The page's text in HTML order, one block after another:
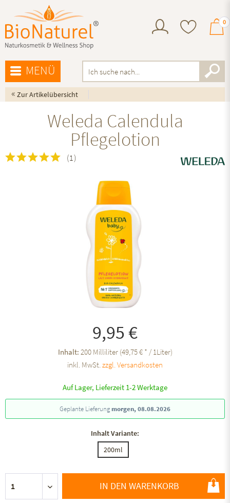
0
MENÜ
« Zur Artikelübersicht
Weleda Calendula
Pflegelotion
(1)
9,95 €
Inhalt: 200 Milliliter (49,75 € * / 1Liter)
inkl. MwSt.zzgl. Versandkosten
Auf Lager, Lieferzeit 1-2 Werktage
Geplante Lieferungmorgen, 08.08.2026
Inhalt Variante:
200ml
IN DEN WARENKORB